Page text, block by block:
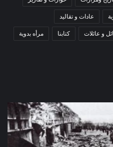
عادات و تقاليد
و عائلات كتابنا مرأه بدوية